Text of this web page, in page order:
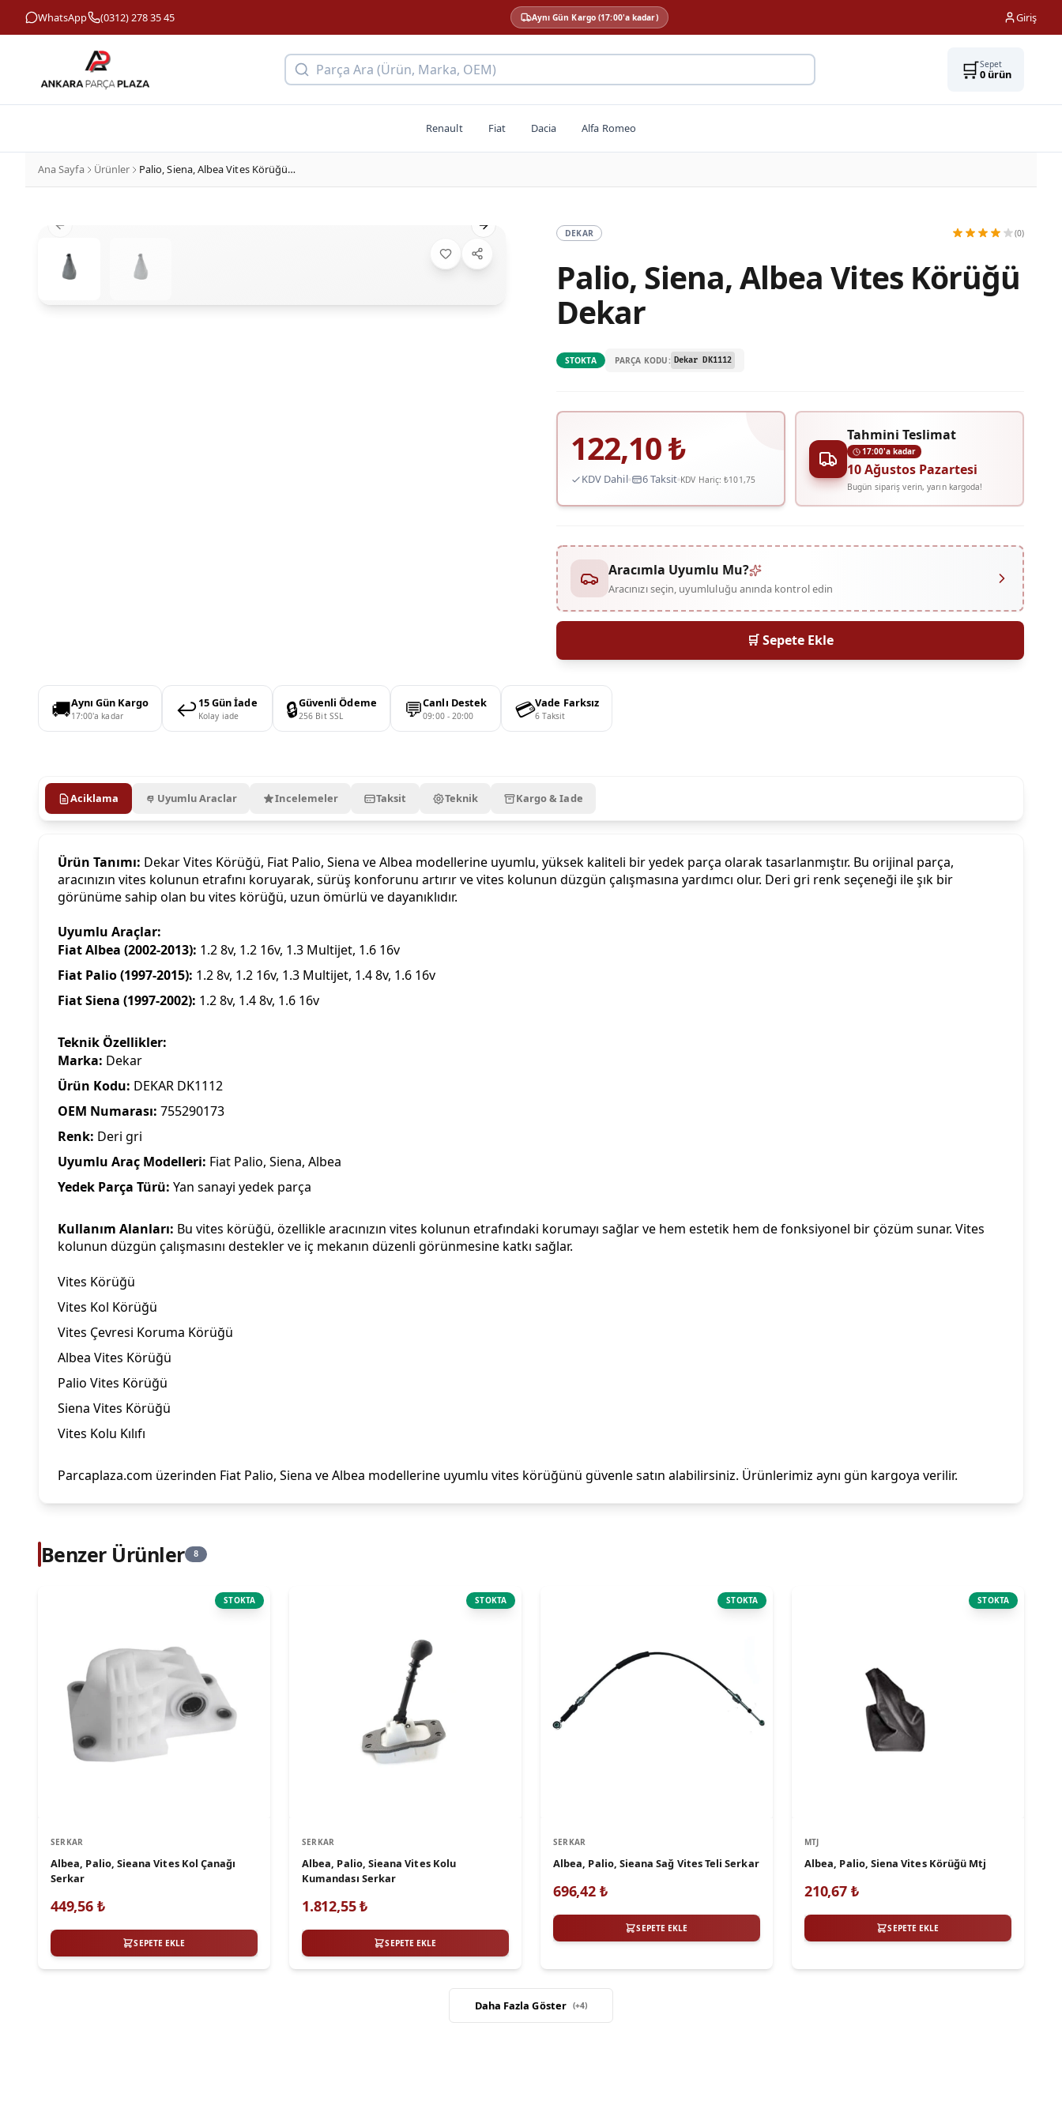
WhatsApp (0312) 278 35 45 Aynı Gün Kargo (17:00'a kadar) Giriş
Parça Ara (Ürün, Marka, OEM) 🛒Sepet
0ürün
Renault Fiat Dacia Alfa Romeo
Ana Sayfa Ürünler Palio, Siena, Albea Vites Körüğü Dekar
Previous slide Next slide DEKAR (0)
Palio, Siena, Albea Vites Körüğü
Dekar
STOKTA PARÇA KODU: Dekar DK1112
122,10₺
KDV Dahil 6 Taksit KDV Hariç:₺101,75
Tahmini Teslimat
17:00'a kadar
10 Ağustos Pazartesi
Bugün sipariş verin, yarın kargoda!
Aracımla Uyumlu Mu?
Aracınızı seçin, uyumluluğu anında kontrol edin
🛒 Sepete Ekle
🚚Aynı Gün Kargo
17:00'a kadar ↩️ 15 Gün İade
Kolay iade 🔒Güvenli Ödeme
256 Bit SSL 💬Canlı Destek
09:00 - 20:00 💳Vade Farksız
6 Taksit
Aciklama Uyumlu Araclar Incelemeler Taksit Teknik Kargo & Iade
Ürün Tanımı: Dekar Vites Körüğü, Fiat Palio, Siena ve Albea modellerine uyumlu, yüksek kaliteli bir yedek parça olarak tasarlanmıştır. Bu orijinal parça,
aracınızın vites kolunun etrafını koruyarak, sürüş konforunu artırır ve vites kolunun düzgün çalışmasına yardımcı olur. Deri gri renk seçeneği ile şık bir
görünüme sahip olan bu vites körüğü, uzun ömürlü ve dayanıklıdır.
Uyumlu Araçlar:
Fiat Albea (2002-2013): 1.2 8v, 1.2 16v, 1.3 Multijet, 1.6 16v
Fiat Palio (1997-2015): 1.2 8v, 1.2 16v, 1.3 Multijet, 1.4 8v, 1.6 16v
Fiat Siena (1997-2002): 1.2 8v, 1.4 8v, 1.6 16v
Teknik Özellikler:
Marka: Dekar
Ürün Kodu: DEKAR DK1112
OEM Numarası: 755290173
Renk: Deri gri
Uyumlu Araç Modelleri: Fiat Palio, Siena, Albea
Yedek Parça Türü: Yan sanayi yedek parça
Kullanım Alanları: Bu vites körüğü, özellikle aracınızın vites kolunun etrafındaki korumayı sağlar ve hem estetik hem de fonksiyonel bir çözüm sunar. Vites
kolunun düzgün çalışmasını destekler ve iç mekanın düzenli görünmesine katkı sağlar.
Vites Körüğü
Vites Kol Körüğü
Vites Çevresi Koruma Körüğü
Albea Vites Körüğü
Palio Vites Körüğü
Siena Vites Körüğü
Vites Kolu Kılıfı
Parcaplaza.com üzerinden Fiat Palio, Siena ve Albea modellerine uyumlu vites körüğünü güvenle satın alabilirsiniz. Ürünlerimiz aynı gün kargoya verilir.
Benzer Ürünler 8
STOKTA
SERKAR
Albea, Palio, Sieana Vites Kol Çanağı
Serkar
449,56₺
SEPETE EKLE
STOKTA
SERKAR
Albea, Palio, Sieana Vites Kolu
Kumandası Serkar
1.812,55₺
SEPETE EKLE
STOKTA
SERKAR
Albea, Palio, Sieana Sağ Vites Teli Serkar
696,42₺
SEPETE EKLE
STOKTA
MTJ
Albea, Palio, Siena Vites Körüğü Mtj
210,67₺
SEPETE EKLE
Daha Fazla Göster (+4)